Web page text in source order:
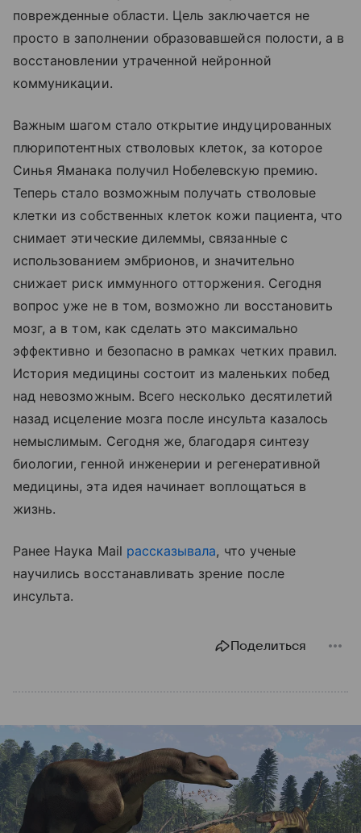
поврежденные области. Цель заключается не
просто в заполнении образовавшейся полости, а в
восстановлении утраченной нейронной
коммуникации.
Важным шагом стало открытие индуцированных
плюрипотентных стволовых клеток, за которое
Синья Яманака получил Нобелевскую премию.
Теперь стало возможным получать стволовые
клетки из собственных клеток кожи пациента, что
снимает этические дилеммы, связанные с
использованием эмбрионов, и значительно
снижает риск иммунного отторжения. Сегодня
вопрос уже не в том, возможно ли восстановить
мозг, а в том, как сделать это максимально
эффективно и безопасно в рамках четких правил.
История медицины состоит из маленьких побед
над невозможным. Всего несколько десятилетий
назад исцеление мозга после инсульта казалось
немыслимым. Сегодня же, благодаря синтезу
биологии, генной инженерии и регенеративной
медицины, эта идея начинает воплощаться в
жизнь.
Ранее Наука Mail рассказывала, что ученые
научились восстанавливать зрение после
инсульта.
Поделиться